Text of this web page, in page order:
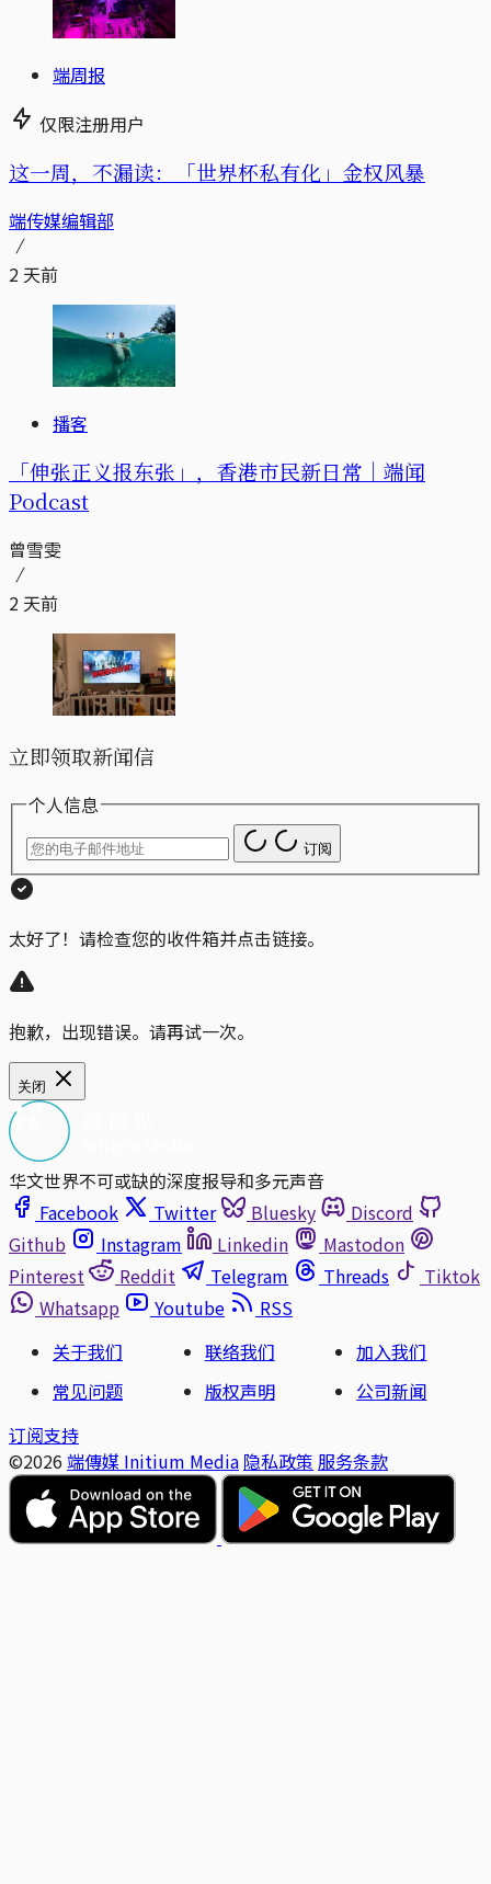
端周报
仅限注册用户
这一周，不漏读：「世界杯私有化」金权风暴
端传媒编辑部
2 天前
播客
「伸张正义报东张」，香港市民新日常｜端闻
Podcast
曾雪雯
2 天前
立即领取新闻信
个人信息
订阅
太好了！请检查您的收件箱并点击链接。
抱歉，出现错误。请再试一次。
关闭
华文世界不可或缺的深度报导和多元声音
Facebook
Twitter Bluesky
Discord
Github
Instagram Linkedin
Mastodon
Pinterest
Reddit Telegram Threads
Tiktok
Whatsapp
Youtube
RSS
关于我们
联络我们
加入我们
常见问题
版权声明
公司新闻
订阅支持
©2026 端傳媒 Initium Media 隐私政策 服务条款